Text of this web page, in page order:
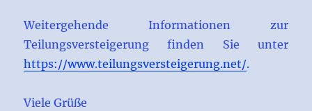
Weitergehende Informationen zur
Teilungsversteigerung finden Sie unter
https://www.teilungsversteigerung.net/.
Viele Grüße